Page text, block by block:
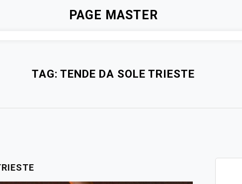
PAGE MASTER
TAG: TENDE DA SOLE TRIESTE